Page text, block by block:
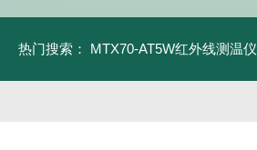
热门搜索： MTX70-AT5W红外线测温仪